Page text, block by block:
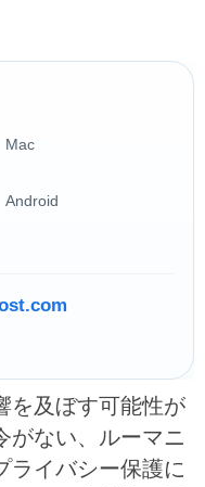
Mac
Android
を及ぼす可能性が
がない、ルーマニ
ライバシー保護に